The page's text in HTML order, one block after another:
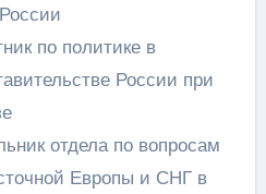
по политике в
России при
отдела по вопросам
Европы и СНГ в